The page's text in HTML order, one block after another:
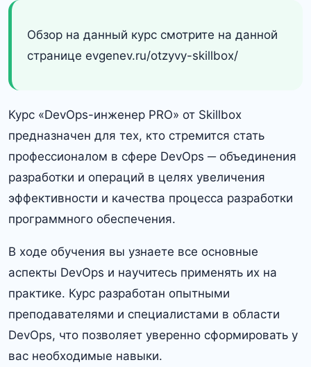
Обзор на данный курс смотрите на данной
странице evgenev.ru/otzyvy-skillbox/
Курс «DevOps-инженер PRO» от Skillbox
предназначен для тех, кто стремится стать
профессионалом в сфере DevOps ─ объединения
разработки и операций в целях увеличения
эффективности и качества процесса разработки
программного обеспечения.​
В ходе обучения вы узнаете все основные
аспекты DevOps и научитесь применять их на
практике. Курс разработан опытными
преподавателями и специалистами в области
DevOps, что позволяет уверенно сформировать у
вас необходимые навыки.​